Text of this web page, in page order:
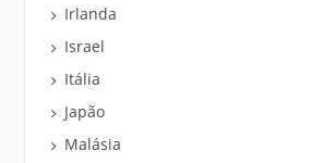
Irlanda
Israel
Itália
Japão
Malásia